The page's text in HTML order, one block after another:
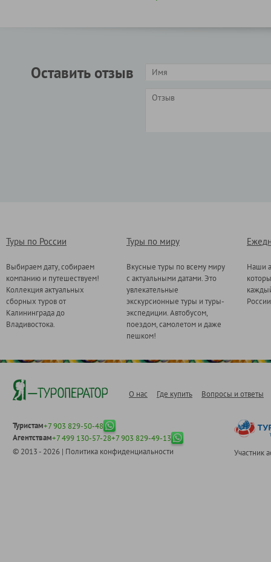
Оставить отзыв
Туры по России
Выбираем дату, собираем
компанию и путешествуем!
Коллекция актуальных
сборных туров от
Калининграда до
Владивостока.
Туры по миру
Вкусные туры по всему миру
с актуальными датами. Это
увлекательные
экскурсионные туры и туры-
экспедиции. Автобусом,
поездом, самолетом и даже
пешком!
Наши
О нас Где купить Вопросы и ответы
Туристам+7 903 829-50-48
Агентствам+7 499 130-57-28+7 903 829-49-13
© 2013 - 2026 | Политика конфиденциальности Участник